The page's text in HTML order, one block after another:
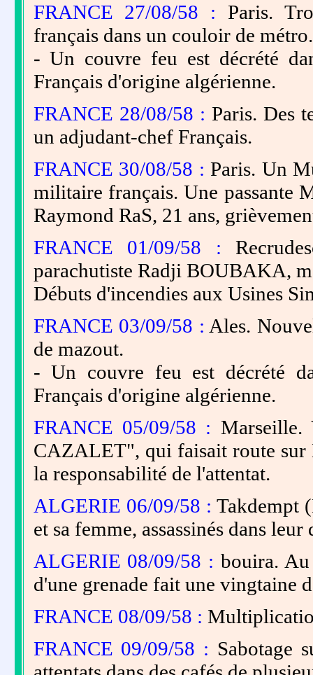
FRANCE 27/08/58 : Paris.
français dans un couloir de métro.
- Un couvre feu est décrété
Français d'origine algérienne.
FRANCE 28/08/58 : Paris. Des
un adjudant-chef Français.
FRANCE 30/08/58 : Paris. Un
militaire français. Une passante
Raymond RaS, 21 ans,
FRANCE 01/09/58 :
parachutiste Radji BOUBAKA,
Débuts d'incendies aux Usines
FRANCE 03/09/58 : Ales.
de mazout.
- Un couvre feu est décrété
Français d'origine algérienne.
FRANCE 05/09/58 : Marseille.
CAZALET", qui faisait route sur
la responsabilité de l'attentat.
ALGERIE 06/09/58 : Takdempt
et sa femme, assassinés dans leur
ALGERIE 08/09/58 : bouira.
d'une grenade fait une vingtaine
FRANCE 08/09/58 :
FRANCE 09/09/58 : Sabotage